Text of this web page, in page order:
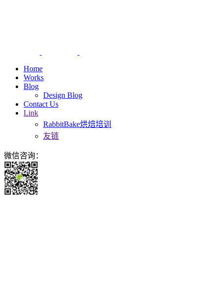
Home
Works
Blog
Design Blog
Contact Us
Link
RabbitBake烘焙培训
友链
微信咨询：